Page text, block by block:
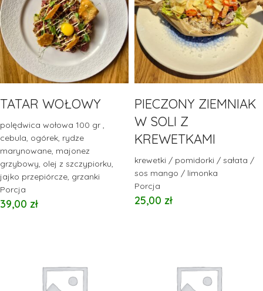
TATAR WOŁOWY
polędwica wołowa 100 gr ,
cebula, ogórek, rydze
marynowane, majonez
grzybowy, olej z szczypiorku,
jajko przepiórcze, grzanki
Porcja
39,00 zł
PIECZONY ZIEMNIAK
W SOLI Z
KREWETKAMI
krewetki / pomidorki / sałata /
sos mango / limonka
Porcja
25,00 zł